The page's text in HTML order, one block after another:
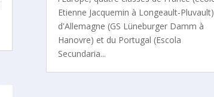
Etienne Jacquemin à Longeault-
d'Allemagne (GS Lüneburger Damm à
Hanovre) et du Portugal (Escola
Secundaria...